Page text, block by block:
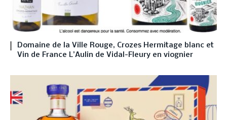
Domaine de la Ville Rouge, Crozes Hermitage blanc et
Vin de France L’Aulin de Vidal-Fleury en viognier